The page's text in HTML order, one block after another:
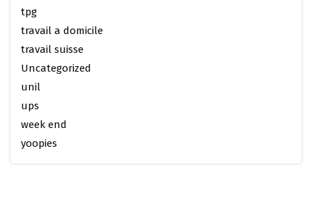
tpg
travail a domicile
travail suisse
Uncategorized
unil
ups
week end
yoopies